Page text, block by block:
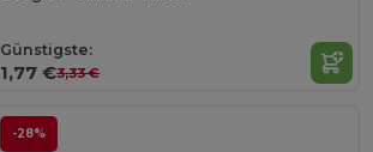
Günstigste:
1,77 €3,33 €
-28%